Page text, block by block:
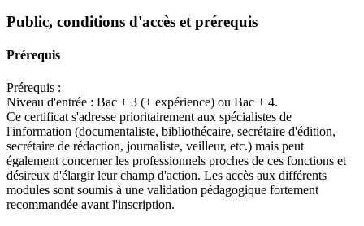
Public, conditions d'accès et prérequis
Prérequis
Prérequis :
Niveau d'entrée : Bac + 3 (+ expérience) ou Bac + 4.
Ce certificat s'adresse prioritairement aux spécialistes de
l'information (documentaliste, bibliothécaire, secrétaire d'édition,
secrétaire de rédaction, journaliste, veilleur, etc.) mais peut
également concerner les professionnels proches de ces fonctions et
désireux d'élargir leur champ d'action. Les accès aux différents
modules sont soumis à une validation pédagogique fortement
recommandée avant l'inscription.